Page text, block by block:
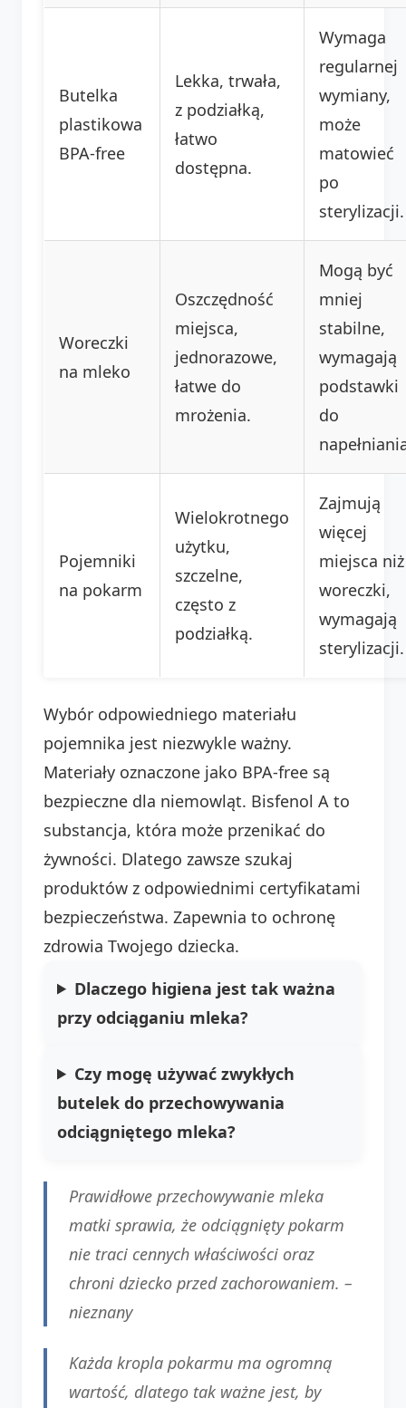
Butelka
plastikowa
BPA-free
Lekka, trwała,
z podziałką,
łatwo
dostępna.
Wymaga
regularnej
wymiany,
może
matowieć
po
sterylizacji.
Woreczki
na mleko
Oszczędność
miejsca,
jednorazowe,
łatwe do
mrożenia.
Mogą być
mniej
stabilne,
wymagają
podstawki
do
Pojemniki
na pokarm
Wielokrotnego
użytku,
szczelne,
często z
podziałką.
Zajmują
więcej
miejsca niż
woreczki,
wymagają
sterylizacji.
Wybór odpowiedniego materiału
pojemnika jest niezwykle ważny.
Materiały oznaczone jako BPA-free są
bezpieczne dla niemowląt. Bisfenol A to
substancja, która może przenikać do
żywności. Dlatego zawsze szukaj
produktów z odpowiednimi certyfikatami
bezpieczeństwa. Zapewnia to ochronę
zdrowia Twojego dziecka.
Dlaczego higiena jest tak ważna
przy odciąganiu mleka?
Czy mogę używać zwykłych
butelek do przechowywania
odciągniętego mleka?
Prawidłowe przechowywanie mleka
matki sprawia, że odciągnięty pokarm
nie traci cennych właściwości oraz
chroni dziecko przed zachorowaniem. –
nieznany
Każda kropla pokarmu ma ogromną
wartość, dlatego tak ważne jest, by